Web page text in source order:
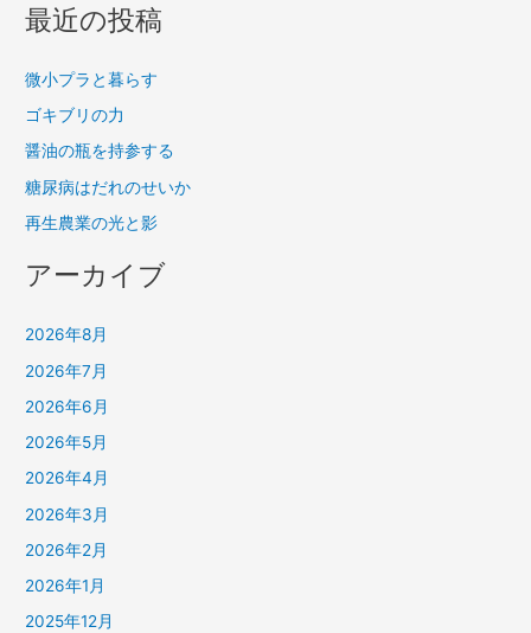
最近の投稿
微小プラと暮らす
ゴキブリの力
醤油の瓶を持参する
糖尿病はだれのせいか
再生農業の光と影
アーカイブ
2026年8月
2026年7月
2026年6月
2026年5月
2026年4月
2026年3月
2026年2月
2026年1月
2025年12月